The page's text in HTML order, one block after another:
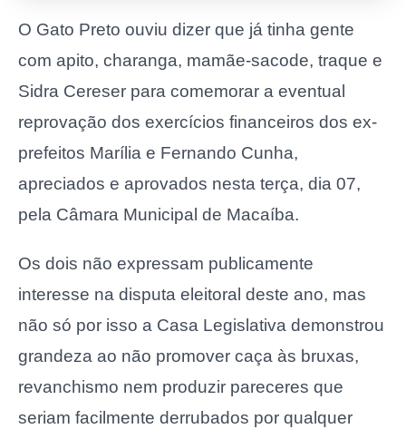
O Gato Preto ouviu dizer que já tinha gente
com apito, charanga, mamãe-sacode, traque e
Sidra Cereser para comemorar a eventual
reprovação dos exercícios financeiros dos ex-
prefeitos Marília e Fernando Cunha,
apreciados e aprovados nesta terça, dia 07,
pela Câmara Municipal de Macaíba.
Os dois não expressam publicamente
interesse na disputa eleitoral deste ano, mas
não só por isso a Casa Legislativa demonstrou
grandeza ao não promover caça às bruxas,
revanchismo nem produzir pareceres que
seriam facilmente derrubados por qualquer